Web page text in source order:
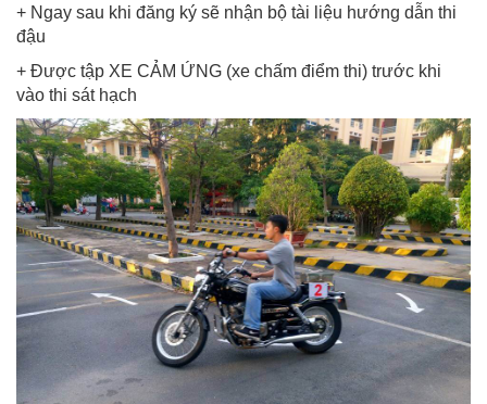
+ Ngay sau khi đăng ký sẽ nhận bộ tài liệu hướng dẫn thi
đậu
+ Được tập XE CẢM ỨNG (xe chấm điểm thi) trước khi
vào thi sát hạch